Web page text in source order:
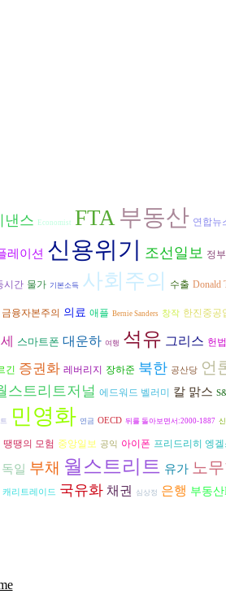
낸스 Economist FTA 부동산 연합뉴
레이션 신용위기 조선일보 정부
시간 물가 기본소득 사회주의 수출 Donald
금융자본주의 의료 애플 Bernie Sanders 창작 한진중공
스마트폰 대운하 여행 석유 그리스 헌법
긴 증권화 레버리지 장하준 북한 공산당 언
스트리트저널 에드워드 벨러미 칼 맑스
민영화 연금 OECD 뒤를 돌아보면서:2000-1887
땡땡의 모험 중앙일보 공익 아이폰 프리드리히 엥겔
독일 부채 월스트리트 유가 노
캐리트레이드 국유화 채권 심상정 은행 부동산